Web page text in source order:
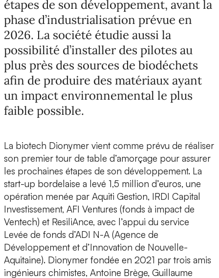
étapes de son développement, avant la
phase d’industrialisation prévue en
2026. La société étudie aussi la
possibilité d’installer des pilotes au
plus près des sources de biodéchets
afin de produire des matériaux ayant
un impact environnemental le plus
faible possible.
La biotech Dionymer vient comme prévu de réaliser
son premier tour de table d’amorçage pour assurer
les prochaines étapes de son développement. La
start-up bordelaise a levé 1,5 million d’euros, une
opération menée par Aquiti Gestion, IRDI Capital
Investissement, AFI Ventures (fonds à impact de
Ventech) et ResiliAnce, avec l’appui du service
Levée de fonds d’ADI N-A (Agence de
Développement et d’Innovation de Nouvelle-
Aquitaine). Dionymer fondée en 2021 par trois amis
ingénieurs chimistes, Antoine Brège, Guillaume